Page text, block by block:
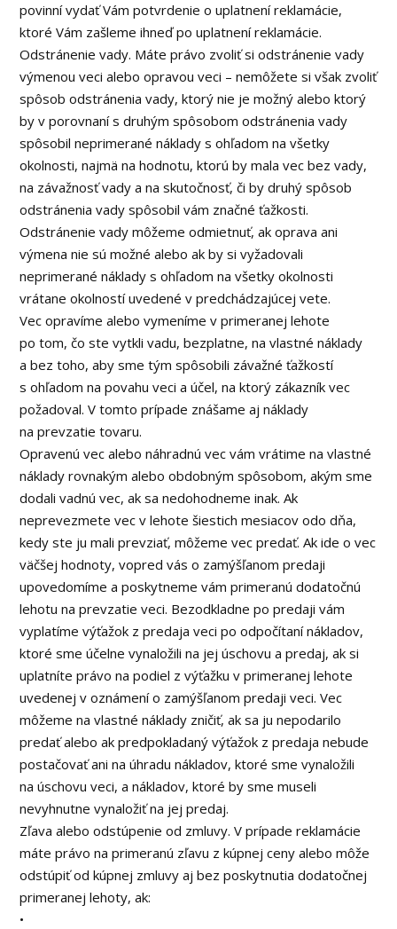
povinní vydať Vám potvrdenie o uplatnení reklamácie,
ktoré Vám zašleme ihneď po uplatnení reklamácie.
Odstránenie vady. Máte právo zvoliť si odstránenie vady
výmenou veci alebo opravou veci – nemôžete si však zvoliť
spôsob odstránenia vady, ktorý nie je možný alebo ktorý
by v porovnaní s druhým spôsobom odstránenia vady
spôsobil neprimerané náklady s ohľadom na všetky
okolnosti, najmä na hodnotu, ktorú by mala vec bez vady,
na závažnosť vady a na skutočnosť, či by druhý spôsob
odstránenia vady spôsobil vám značné ťažkosti.
Odstránenie vady môžeme odmietnuť, ak oprava ani
výmena nie sú možné alebo ak by si vyžadovali
neprimerané náklady s ohľadom na všetky okolnosti
vrátane okolností uvedené v predchádzajúcej vete.
Vec opravíme alebo vymeníme v primeranej lehote
po tom, čo ste vytkli vadu, bezplatne, na vlastné náklady
a bez toho, aby sme tým spôsobili závažné ťažkostí
s ohľadom na povahu veci a účel, na ktorý zákazník vec
požadoval. V tomto prípade znášame aj náklady
na prevzatie tovaru.
Opravenú vec alebo náhradnú vec vám vrátime na vlastné
náklady rovnakým alebo obdobným spôsobom, akým sme
dodali vadnú vec, ak sa nedohodneme inak. Ak
neprevezmete vec v lehote šiestich mesiacov odo dňa,
kedy ste ju mali prevziať, môžeme vec predať. Ak ide o vec
väčšej hodnoty, vopred vás o zamýšľanom predaji
upovedomíme a poskytneme vám primeranú dodatočnú
lehotu na prevzatie veci. Bezodkladne po predaji vám
vyplatíme výťažok z predaja veci po odpočítaní nákladov,
ktoré sme účelne vynaložili na jej úschovu a predaj, ak si
uplatníte právo na podiel z výťažku v primeranej lehote
uvedenej v oznámení o zamýšľanom predaji veci. Vec
môžeme na vlastné náklady zničiť, ak sa ju nepodarilo
predať alebo ak predpokladaný výťažok z predaja nebude
postačovať ani na úhradu nákladov, ktoré sme vynaložili
na úschovu veci, a nákladov, ktoré by sme museli
nevyhnutne vynaložiť na jej predaj.
Zľava alebo odstúpenie od zmluvy. V prípade reklamácie
máte právo na primeranú zľavu z kúpnej ceny alebo môže
odstúpiť od kúpnej zmluvy aj bez poskytnutia dodatočnej
primeranej lehoty, ak:
•